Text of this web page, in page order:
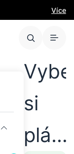
Více
si
plán